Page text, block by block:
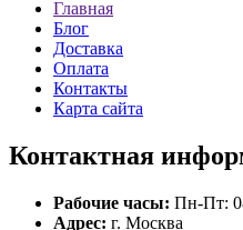
Главная
Блог
Доставка
Оплата
Контакты
Карта сайта
Контактная
Рабочие часы: Пн-Пт:
Адрес: г. Москва